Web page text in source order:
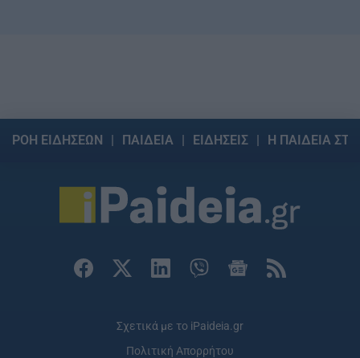
ΡΟΗ ΕΙΔΗΣΕΩΝ ΠΑΙΔΕΙΑ ΕΙΔΗΣΕΙΣ Η ΠΑΙΔΕΙΑ
Σχετικά με το iPaideia.gr
Πολιτική Απορρήτου